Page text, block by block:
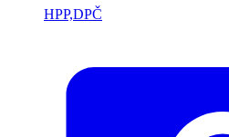
HPP,DPČ